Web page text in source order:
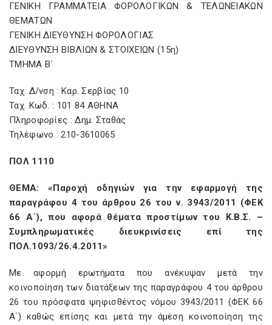
ΓΕΝΙΚΗ ΓΡΑΜΜΑΤΕΙΑ ΦΟΡΟΛΟΓΙΚΩΝ & ΤΕΛΩΝΕΙΑΚΩΝ
ΘΕΜΑΤΩΝ
ΓΕΝΙΚΗ ΔΙΕΥΘΥΝΣΗ ΦΟΡΟΛΟΓΙΑΣ
ΔΙΕΥΘΥΝΣΗ ΒΙΒΛΙΩΝ & ΣΤΟΙΧΕΙΩΝ (15η)
ΤΜΗΜΑ Β΄
Ταχ. Δ/νση : Καρ. Σερβίας 10
Ταχ. Κωδ. : 101 84 ΑΘΗΝΑ
Πληροφορίες : Δημ. Σταθάς
Τηλέφωνο : 210-3610065
ΠΟΛ 1110
ΘEMA: «Παροχή οδηγιών για την εφαρμογή της
παραγράφου 4 του άρθρου 26 του ν. 3943/2011 (ΦΕΚ
66 Α΄), που αφορά θέματα προστίμων του Κ.Β.Σ. –
Συμπληρωματικές διευκρινίσεις επί της
ΠΟΛ.1093/26.4.2011»
Με αφορμή ερωτήματα που ανέκυψαν μετά την
κοινοποίηση των διατάξεων της παραγράφου 4 του άρθρου
26 του πρόσφατα ψηφισθέντος νόμου 3943/2011 (ΦΕΚ 66
Α΄) καθώς επίσης και μετά την άμεση κοινοποίηση της